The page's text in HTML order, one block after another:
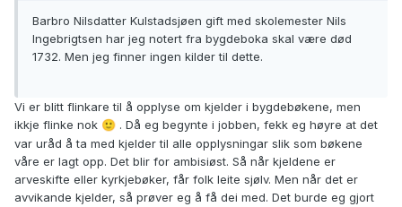
Barbro Nilsdatter Kulstadsjøen gift med skolemester Nils
Ingebrigtsen har jeg notert fra bygdeboka skal være død
1732. Men jeg finner ingen kilder til dette.
Vi er blitt flinkare til å opplyse om kjelder i bygdebøkene, men
ikkje flinke nok 🙂 . Då eg begynte i jobben, fekk eg høyre at det
var uråd å ta med kjelder til alle opplysningar slik som bøkene
våre er lagt opp. Det blir for ambisiøst. Så når kjeldene er
arveskifte eller kyrkjebøker, får folk leite sjølv. Men når det er
avvikande kjelder, så prøver eg å få dei med. Det burde eg gjort